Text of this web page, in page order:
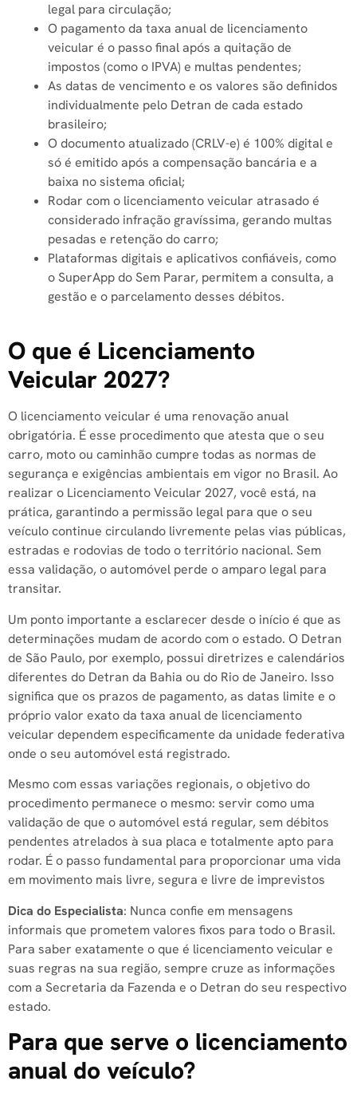
legal para circulação;
O pagamento da taxa anual de licenciamento
veicular é o passo final após a quitação de
impostos (como o IPVA) e multas pendentes;
As datas de vencimento e os valores são definidos
individualmente pelo Detran de cada estado
brasileiro;
O documento atualizado (CRLV-e) é 100% digital e
só é emitido após a compensação bancária e a
baixa no sistema oficial;
Rodar com o licenciamento veicular atrasado é
considerado infração gravíssima, gerando multas
pesadas e retenção do carro;
Plataformas digitais e aplicativos confiáveis, como
o SuperApp do Sem Parar, permitem a consulta, a
gestão e o parcelamento desses débitos.
O que é Licenciamento
Veicular 2027?
O licenciamento veicular é uma renovação anual
obrigatória. É esse procedimento que atesta que o seu
carro, moto ou caminhão cumpre todas as normas de
segurança e exigências ambientais em vigor no Brasil. Ao
realizar o Licenciamento Veicular 2027, você está, na
prática, garantindo a permissão legal para que o seu
veículo continue circulando livremente pelas vias públicas,
estradas e rodovias de todo o território nacional. Sem
essa validação, o automóvel perde o amparo legal para
transitar.
Um ponto importante a esclarecer desde o início é que as
determinações mudam de acordo com o estado. O Detran
de São Paulo, por exemplo, possui diretrizes e calendários
diferentes do Detran da Bahia ou do Rio de Janeiro. Isso
significa que os prazos de pagamento, as datas limite e o
próprio valor exato da taxa anual de licenciamento
veicular dependem especificamente da unidade federativa
onde o seu automóvel está registrado.
Mesmo com essas variações regionais, o objetivo do
procedimento permanece o mesmo: servir como uma
validação de que o automóvel está regular, sem débitos
pendentes atrelados à sua placa e totalmente apto para
rodar. É o passo fundamental para proporcionar uma vida
em movimento mais livre, segura e livre de imprevistos
Dica do Especialista: Nunca confie em mensagens
informais que prometem valores fixos para todo o Brasil.
Para saber exatamente o que é licenciamento veicular e
suas regras na sua região, sempre cruze as informações
com a Secretaria da Fazenda e o Detran do seu respectivo
estado.
Para que serve o licenciamento
anual do veículo?